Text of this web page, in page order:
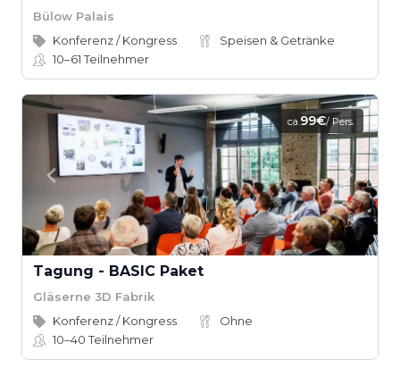
Bülow Palais
Konferenz / Kongress
Speisen & Getränke
10–61Teilnehmer
ca.99€/ Pers.
Tagung - BASIC Paket
Gläserne 3D Fabrik
Konferenz / Kongress
Ohne
10–40Teilnehmer